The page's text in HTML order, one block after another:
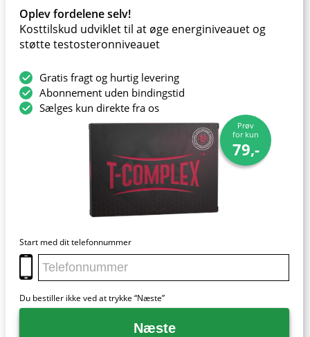
Oplev fordelene selv!
Kosttilskud udviklet til at øge energiniveauet og
støtte testosteronniveauet
Gratis fragt og hurtig levering
Abonnement uden bindingstid
Sælges kun direkte fra os
Prøv
for kun
79,-
Start med dit telefonnummer
Du bestiller ikke ved at trykke “Næste”
Næste